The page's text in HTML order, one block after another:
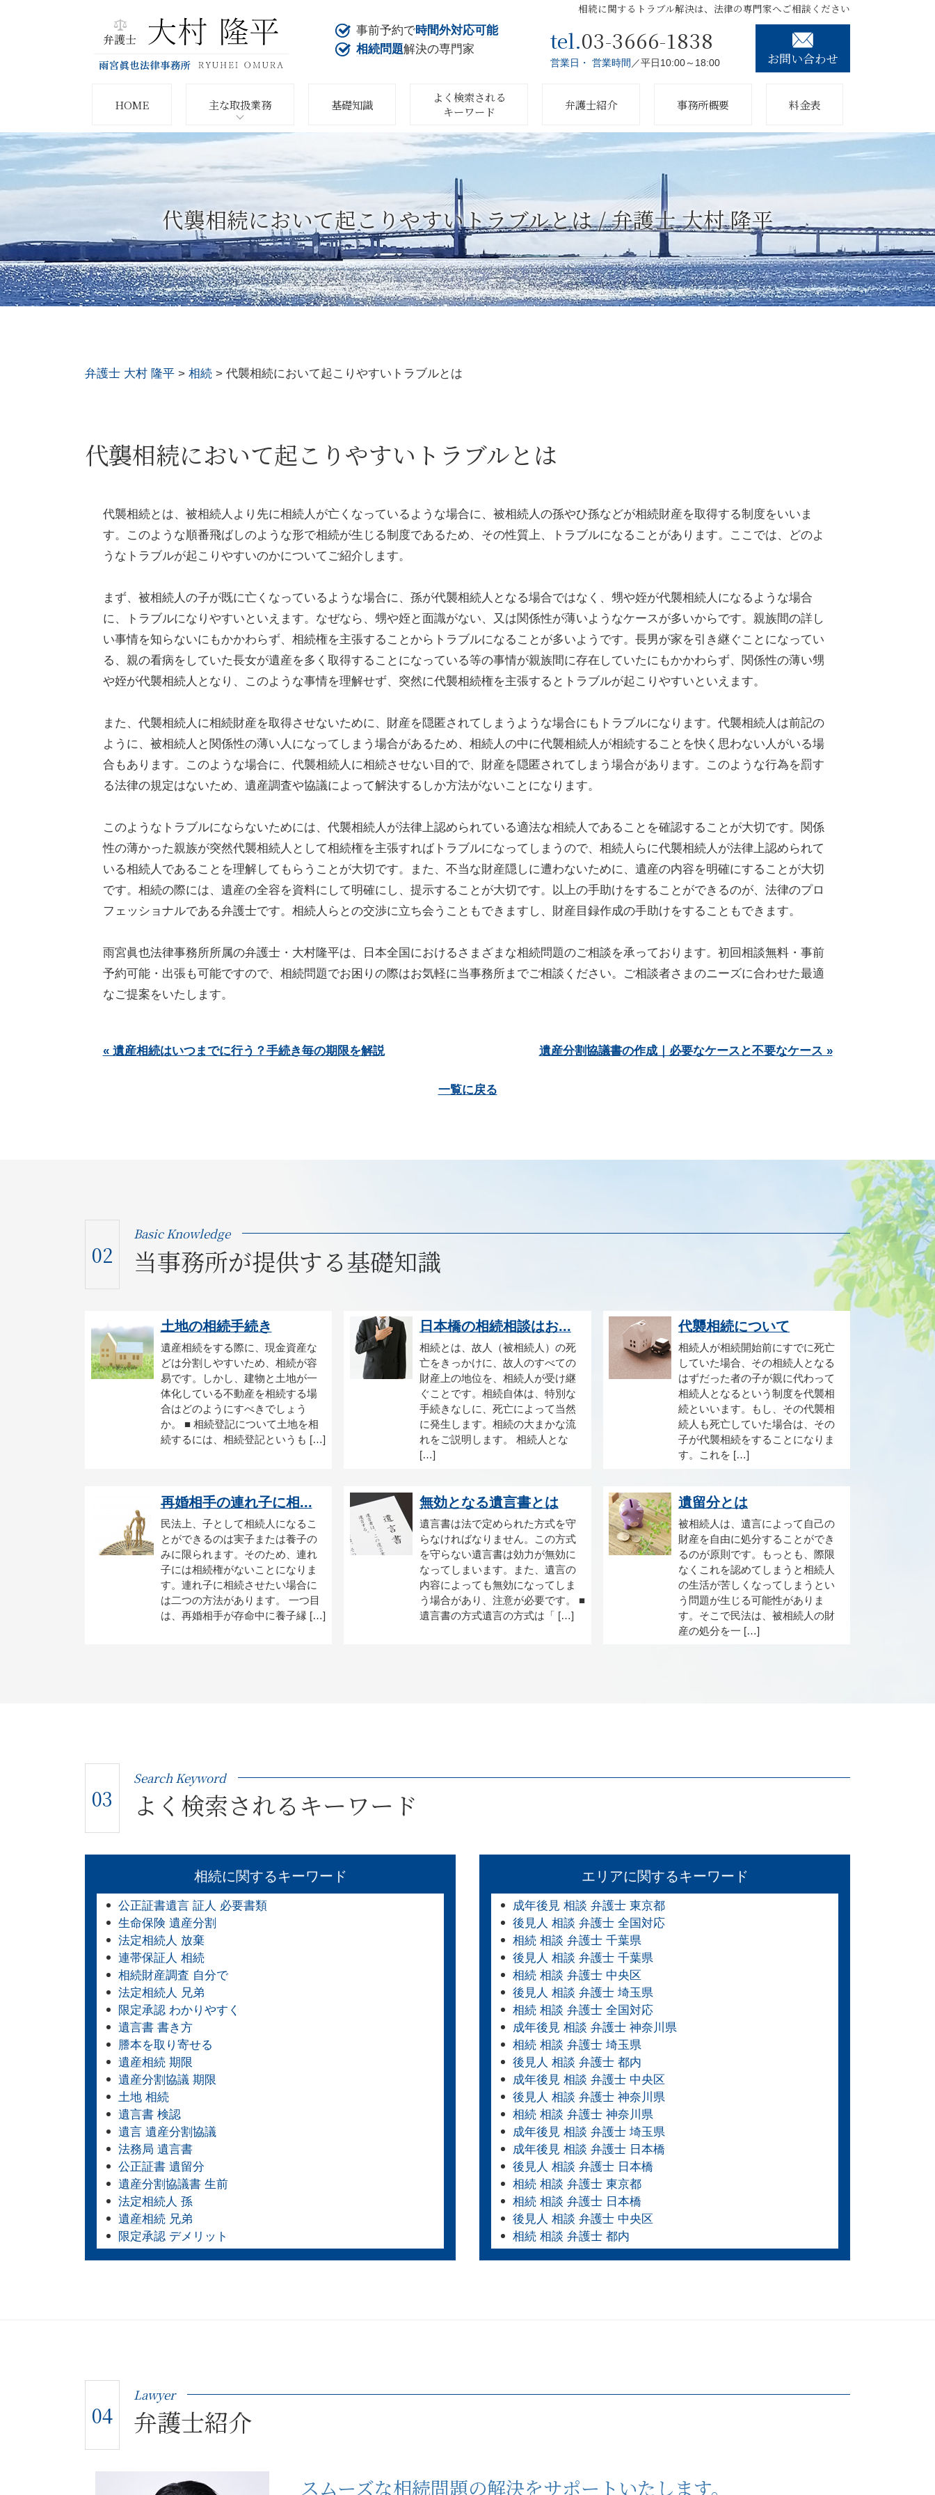
代襲相続において起こりやすいトラブルとは / 弁護士 大村 隆平
相続に関するトラブル解決は、法律の専門家へご相談ください
事前予約で時間外対応可能
相続問題解決の専門家 tel.03-3666-1838
営業日・ 営業時間 ／平日10:00～18:00 お問い合わせ
HOME 主な取扱業務 基礎知識
よく検索される
キーワード
弁護士紹介 事務所概要 料金表
弁護士 大村 隆平 > 相続 > 代襲相続において起こりやすいトラブルとは
代襲相続において起こりやすいトラブルとは
代襲相続とは、被相続人より先に相続人が亡くなっているような場合に、被相続人の孫やひ孫などが相続財産を取得する制度をいいま
す。このような順番飛ばしのような形で相続が生じる制度であるため、その性質上、トラブルになることがあります。ここでは、どのよ
うなトラブルが起こりやすいのかについてご紹介します。
まず、被相続人の子が既に亡くなっているような場合に、孫が代襲相続人となる場合ではなく、甥や姪が代襲相続人になるような場合
に、トラブルになりやすいといえます。なぜなら、甥や姪と面識がない、又は関係性が薄いようなケースが多いからです。親族間の詳し
い事情を知らないにもかかわらず、相続権を主張することからトラブルになることが多いようです。長男が家を引き継ぐことになってい
る、親の看病をしていた長女が遺産を多く取得することになっている等の事情が親族間に存在していたにもかかわらず、関係性の薄い甥
や姪が代襲相続人となり、このような事情を理解せず、突然に代襲相続権を主張するとトラブルが起こりやすいといえます。
また、代襲相続人に相続財産を取得させないために、財産を隠匿されてしまうような場合にもトラブルになります。代襲相続人は前記の
ように、被相続人と関係性の薄い人になってしまう場合があるため、相続人の中に代襲相続人が相続することを快く思わない人がいる場
合もあります。このような場合に、代襲相続人に相続させない目的で、財産を隠匿されてしまう場合があります。このような行為を罰す
る法律の規定はないため、遺産調査や協議によって解決するしか方法がないことになります。
このようなトラブルにならないためには、代襲相続人が法律上認められている適法な相続人であることを確認することが大切です。関係
性の薄かった親族が突然代襲相続人として相続権を主張すればトラブルになってしまうので、相続人らに代襲相続人が法律上認められて
いる相続人であることを理解してもらうことが大切です。また、不当な財産隠しに遭わないために、遺産の内容を明確にすることが大切
です。相続の際には、遺産の全容を資料にして明確にし、提示することが大切です。以上の手助けをすることができるのが、法律のプロ
フェッショナルである弁護士です。相続人らとの交渉に立ち会うこともできますし、財産目録作成の手助けをすることもできます。
雨宮眞也法律事務所所属の弁護士・大村隆平は、日本全国におけるさまざまな相続問題のご相談を承っております。初回相談無料・事前
予約可能・出張も可能ですので、相続問題でお困りの際はお気軽に当事務所までご相談ください。ご相談者さまのニーズに合わせた最適
なご提案をいたします。
« 遺産相続はいつまでに行う？手続き毎の期限を解説 遺産分割協議書の作成｜必要なケースと不要なケース »
一覧に戻る
02
Basic Knowledge
当事務所が提供する基礎知識
土地の相続手続き
遺産相続をする際に、現金資産な
どは分割しやすいため、相続が容
易です。しかし、建物と土地が一
体化している不動産を相続する場
合はどのようにすべきでしょう
か。 ■ 相続登記について土地を相
続するには、相続登記というも […]
日本橋の相続相談はお...
相続とは、故人（被相続人）の死
亡をきっかけに、故人のすべての
財産上の地位を、相続人が受け継
ぐことです。相続自体は、特別な
手続きなしに、死亡によって当然
に発生します。相続の大まかな流
れをご説明します。 相続人とな
[…]
代襲相続について
相続人が相続開始前にすでに死亡
していた場合、その相続人となる
はずだった者の子が親に代わって
相続人となるという制度を代襲相
続といいます。もし、その代襲相
続人も死亡していた場合は、その
子が代襲相続をすることになりま
す。これを […]
再婚相手の連れ子に相...
民法上、子として相続人になるこ
とができるのは実子または養子の
みに限られます。そのため、連れ
子には相続権がないことになりま
す。連れ子に相続させたい場合に
は二つの方法があります。 一つ目
は、再婚相手が存命中に養子縁 […]
無効となる遺言書とは
遺言書は法で定められた方式を守
らなければなりません。この方式
を守らない遺言書は効力が無効に
なってしまいます。また、遺言の
内容によっても無効になってしま
う場合があり、注意が必要です。 ■
遺言書の方式遺言の方式は「 […]
遺留分とは
被相続人は、遺言によって自己の
財産を自由に処分することができ
るのが原則です。もっとも、際限
なくこれを認めてしまうと相続人
の生活が苦しくなってしまうとい
う問題が生じる可能性がありま
す。そこで民法は、被相続人の財
産の処分を一 […]
03
Search Keyword
よく検索されるキーワード
相続に関するキーワード
公正証書遺言 証人 必要書類
生命保険 遺産分割
法定相続人 放棄
連帯保証人 相続
相続財産調査 自分で
法定相続人 兄弟
限定承認 わかりやすく
遺言書 書き方
謄本を取り寄せる
遺産相続 期限
遺産分割協議 期限
土地 相続
遺言書 検認
遺言 遺産分割協議
法務局 遺言書
公正証書 遺留分
遺産分割協議書 生前
法定相続人 孫
遺産相続 兄弟
限定承認 デメリット
エリアに関するキーワード
成年後見 相談 弁護士 東京都
後見人 相談 弁護士 全国対応
相続 相談 弁護士 千葉県
後見人 相談 弁護士 千葉県
相続 相談 弁護士 中央区
後見人 相談 弁護士 埼玉県
相続 相談 弁護士 全国対応
成年後見 相談 弁護士 神奈川県
相続 相談 弁護士 埼玉県
後見人 相談 弁護士 都内
成年後見 相談 弁護士 中央区
後見人 相談 弁護士 神奈川県
相続 相談 弁護士 神奈川県
成年後見 相談 弁護士 埼玉県
成年後見 相談 弁護士 日本橋
後見人 相談 弁護士 日本橋
相続 相談 弁護士 東京都
相続 相談 弁護士 日本橋
後見人 相談 弁護士 中央区
相続 相談 弁護士 都内
04
Lawyer
弁護士紹介
スムーズな相続問題の解決をサポートいたします。